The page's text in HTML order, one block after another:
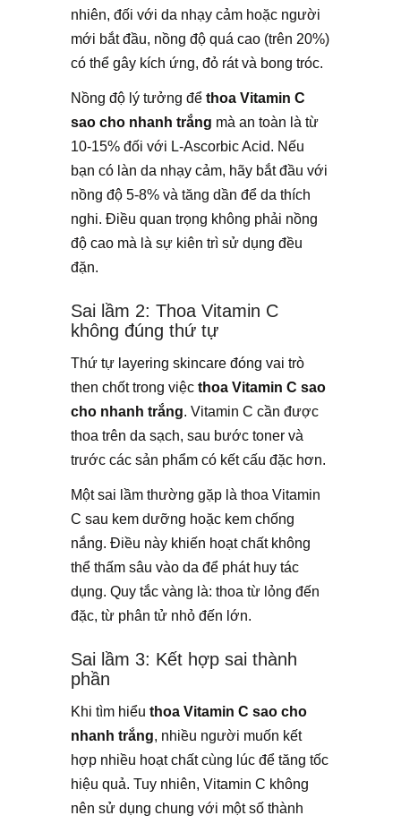
nhiên, đối với da nhạy cảm hoặc người
mới bắt đầu, nồng độ quá cao (trên 20%)
có thể gây kích ứng, đỏ rát và bong tróc.
Nồng độ lý tưởng để thoa Vitamin C
sao cho nhanh trắng mà an toàn là từ
10-15% đối với L-Ascorbic Acid. Nếu
bạn có làn da nhạy cảm, hãy bắt đầu với
nồng độ 5-8% và tăng dần để da thích
nghi. Điều quan trọng không phải nồng
độ cao mà là sự kiên trì sử dụng đều
đặn.
Sai lầm 2: Thoa Vitamin C
không đúng thứ tự
Thứ tự layering skincare đóng vai trò
then chốt trong việc thoa Vitamin C sao
cho nhanh trắng. Vitamin C cần được
thoa trên da sạch, sau bước toner và
trước các sản phẩm có kết cấu đặc hơn.
Một sai lầm thường gặp là thoa Vitamin
C sau kem dưỡng hoặc kem chống
nắng. Điều này khiến hoạt chất không
thể thấm sâu vào da để phát huy tác
dụng. Quy tắc vàng là: thoa từ lỏng đến
đặc, từ phân tử nhỏ đến lớn.
Sai lầm 3: Kết hợp sai thành
phần
Khi tìm hiểu thoa Vitamin C sao cho
nhanh trắng, nhiều người muốn kết
hợp nhiều hoạt chất cùng lúc để tăng tốc
hiệu quả. Tuy nhiên, Vitamin C không
nên sử dụng chung với một số thành